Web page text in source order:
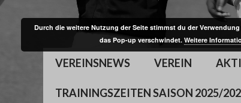
VEREINSNEWS VEREIN
TRAININGSZEITEN SAISON 2025/
Durch die weitere Nutzung der Seite stimmst du der
das Pop-up verschwindet. Weitere